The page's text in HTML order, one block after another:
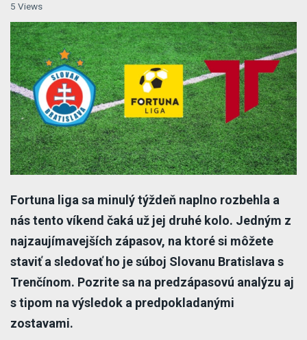
5 Views
Fortuna liga sa minulý týždeň naplno rozbehla a
nás tento víkend čaká už jej druhé kolo. Jedným z
najzaujímavejších zápasov, na ktoré si môžete
staviť a sledovať ho je súboj Slovanu Bratislava s
Trenčínom. Pozrite sa na predzápasovú analýzu aj
s tipom na výsledok a predpokladanými
zostavami.